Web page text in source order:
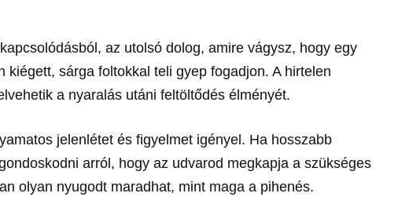
az utolsó dolog, amire vágysz, hogy egy
kiégett, sárga foltokkal teli gyep fogadjon. A hirtelen
a nyaralás utáni feltöltődés élményét.
jelenlétet és figyelmet igényel. Ha hosszabb
arról, hogy az udvarod megkapja a szükséges
olyan nyugodt maradhat, mint maga a pihenés.